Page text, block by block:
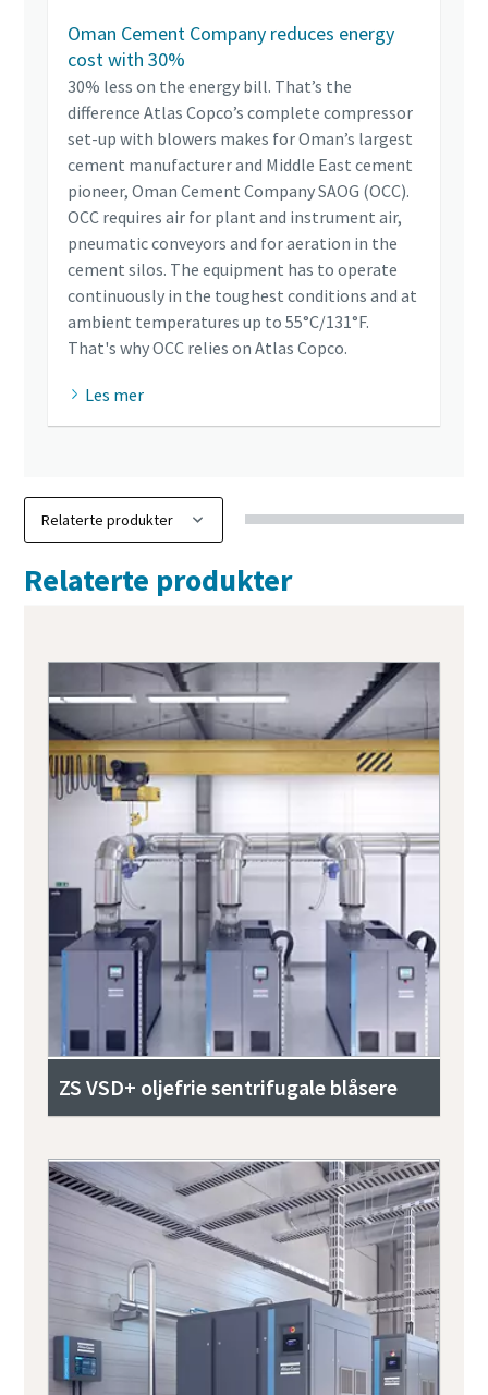
Oman Cement Company reduces energy
cost with 30%
30% less on the energy bill. That’s the
difference Atlas Copco’s complete compressor
set-up with blowers makes for Oman’s largest
cement manufacturer and Middle East cement
pioneer, Oman Cement Company SAOG (OCC).
OCC requires air for plant and instrument air,
pneumatic conveyors and for aeration in the
cement silos. The equipment has to operate
continuously in the toughest conditions and at
ambient temperatures up to 55°C/131°F.
That's why OCC relies on Atlas Copco.
Les mer
Relaterte produkter
ZS VSD+ oljefrie sentrifugale blåsere